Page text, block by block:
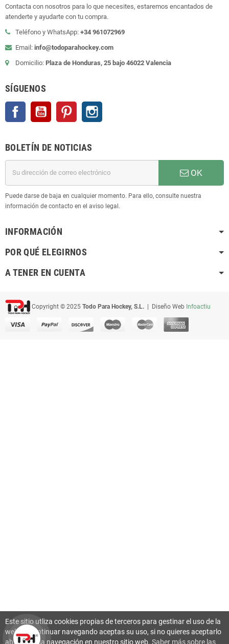
Contacta con nosotros para lo que necesites, estaremos encantados de
atenderte y ayudarte con tu compra.
Teléfono y WhatsApp: +34 961072969
Email: info@todoparahockey.com
Domicilio: Plaza de Honduras, 25 bajo 46022 Valencia
SÍGUENOS
Facebook YouTube Pinterest
BOLETÍN DE NOTICIAS
OK
Puede darse de baja en cualquier momento. Para ello, consulte nuestra
información de contacto en el aviso legal.
INFORMACIÓN
POR QUÉ ELEGIRNOS
A TENER EN CUENTA
Copyright © 2025 Todo Para Hockey, S.L. | Diseño Web Infoactiu
Este sitio utliza cookies propias de terceros para gestinar el uso de la
web. Al continuar navegando aceptas su uso, si no quieres aceptarlo
abandona la navegación en nuestro sitio web. Saber más sobre las